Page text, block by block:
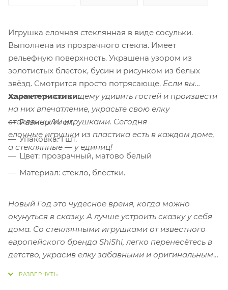
Игрушка елочная стеклянная в виде сосульки.
Выполнена из прозрачного стекла. Имеет
рельефную поверхность. Украшена узором из
золотистых блёсток, бусин и рисунком из белых
звёзд. Смотрится просто потрясающе. Если вы
хотите по-настоящему удивить гостей и произвести
на них впечатление, украсьте свою елку
стеклянными игрушками. Сегодня
елочные игрушки из пластика есть в каждом доме,
а стеклянные — у единиц!
Характеристики:
Размер: 14 см.
Упаковка: 1 шт.
Цвет: прозрачный, матово белый
Материал: стекло, блёстки.
Новый Год это чудесное время, когда можно
окунуться в сказку. А лучше устроить сказку у себя
дома. Со стеклянными игрушками от известного
европейского бренда ShiShi, легко перенесётесь в
детство, украсив елку забавными и оригинальными